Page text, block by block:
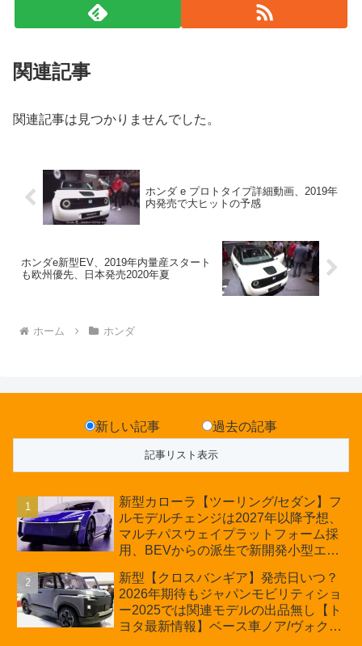
関連記事
関連記事は見つかりませんでした。
ホンダ e プロトタイプ詳細動画、2019年
内発売で大ヒットの予感
ホンダe新型EV、2019年内量産スタート
も欧州優先、日本発売2020年夏
ホーム ホンダ
新しい記事 過去の記事
新型カローラ【ツーリング/セダン】フ
ルモデルチェンジは2027年以降予想、
マルチパスウェイプラットフォーム採
用、BEVからの派生で新開発小型エン
の採用は無しか【トヨタ最新情報】60
周年記念車発売
新型【クロスバンギア】発売日いつ？
2026年期待もジャパンモビリティショ
ー2025では関連モデルの出品無し【ト
ヨタ最新情報】ベース車ノア/ヴォクシ